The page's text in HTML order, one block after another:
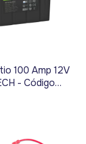
100 Amp 12V
- Código